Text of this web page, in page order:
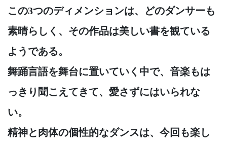
この3つのディメンションは、どのダンサーも
素晴らしく、その作品は美しい書を観ている
ようである。
舞踊言語を舞台に置いていく中で、音楽もは
っきり聞こえてきて、愛さずにはいられな
い。
精神と肉体の個性的なダンスは、今回も楽し